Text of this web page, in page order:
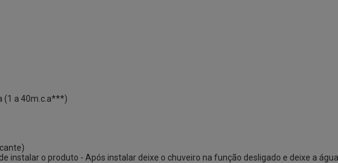
(1 a 40m.c.a***)
instalar o produto - Após instalar deixe o chuveiro na função desligado e deixe a